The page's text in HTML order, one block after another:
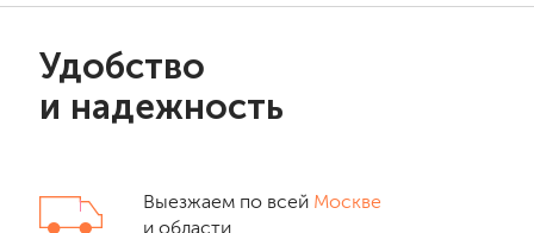
Удобство
и надежность
Выезжаем по всей Москве
и области